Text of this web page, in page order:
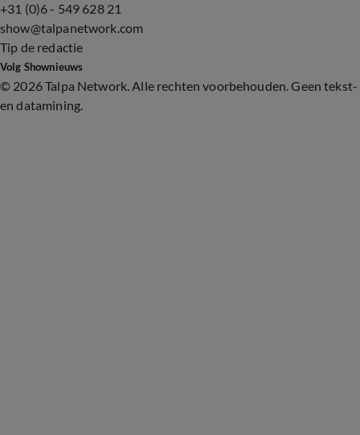
+31 (0)6 - 549 628 21
show@talpanetwork.com
Tip de redactie
Volg Shownieuws
© 2026 Talpa Network. Alle rechten voorbehouden. Geen tekst-
en datamining.